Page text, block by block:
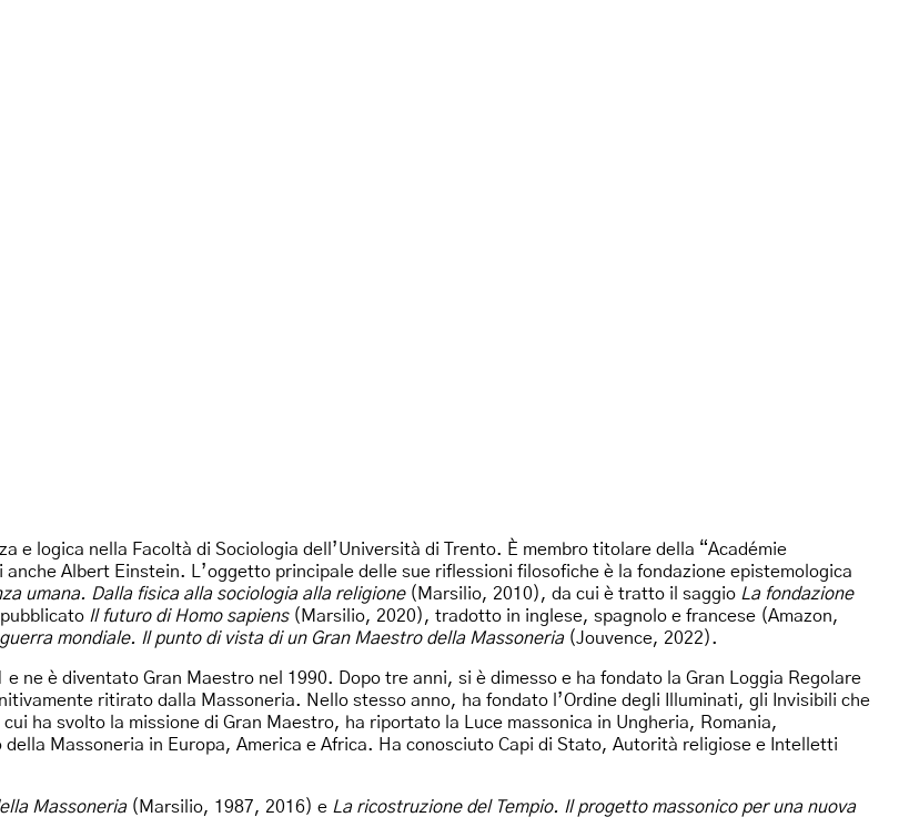
e logica nella Facoltà di Sociologia dell’Università di Trento. È membro titolare della “Académie
Albert Einstein. L’oggetto principale delle sue riflessioni filosofiche è la fondazione epistemologica
umana. Dalla fisica alla sociologia alla religione (Marsilio, 2010), da cui è tratto il saggio La fondazione
Il futuro di Homo sapiens (Marsilio, 2020), tradotto in inglese, spagnolo e francese (Amazon,
mondiale. Il punto di vista di un Gran Maestro della Massoneria (Jouvence, 2022).
ne è diventato Gran Maestro nel 1990. Dopo tre anni, si è dimesso e ha fondato la Gran Loggia Regolare
ritirato dalla Massoneria. Nello stesso anno, ha fondato l’Ordine degli Illuminati, gli Invisibili che
ha svolto la missione di Gran Maestro, ha riportato la Luce massonica in Ungheria, Romania,
Massoneria in Europa, America e Africa. Ha conosciuto Capi di Stato, Autorità religiose e Intelletti
Massoneria (Marsilio, 1987, 2016) e La ricostruzione del Tempio. Il progetto massonico per una nuova